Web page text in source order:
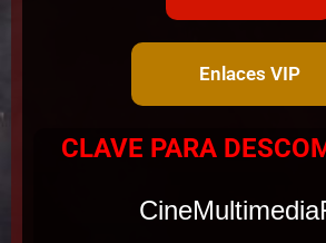
Enlaces VIP
CLAVE PARA